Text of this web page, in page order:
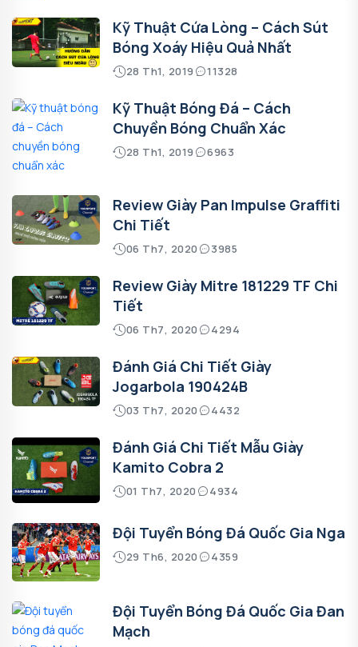
Kỹ Thuật Cứa Lòng – Cách Sút
Bóng Xoáy Hiệu Quả Nhất
28 Th1, 2019 11328
Kỹ Thuật Bóng Đá – Cách
Chuyền Bóng Chuẩn Xác
28 Th1, 2019 6963
Review Giày Pan Impulse Graffiti
Chi Tiết
06 Th7, 2020 3985
Review Giày Mitre 181229 TF Chi
Tiết
06 Th7, 2020 4294
Đánh Giá Chi Tiết Giày
Jogarbola 190424B
03 Th7, 2020 4432
Đánh Giá Chi Tiết Mẫu Giày
Kamito Cobra 2
01 Th7, 2020 4934
Đội Tuyển Bóng Đá Quốc Gia Nga
29 Th6, 2020 4359
Đội Tuyển Bóng Đá Quốc Gia Đan
Mạch